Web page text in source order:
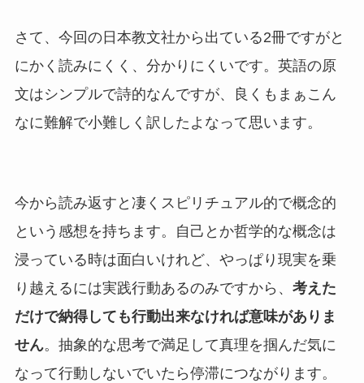
さて、今回の日本教文社から出ている2冊ですがと
にかく読みにくく、分かりにくいです。英語の原
文はシンプルで詩的なんですが、良くもまぁこん
なに難解で小難しく訳したよなって思います。
今から読み返すと凄くスピリチュアル的で概念的
という感想を持ちます。自己とか哲学的な概念は
浸っている時は面白いけれど、やっぱり現実を乗
り越えるには実践行動あるのみですから、 考えた
だけで納得しても行動出来なければ意味がありま
せん。抽象的な思考で満足して真理を掴んだ気に
なって行動しないでいたら停滞につながります。